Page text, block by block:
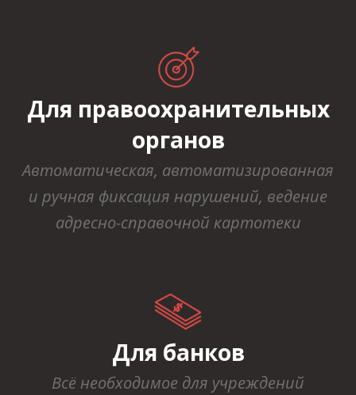
Для правоохранительных
органов
Автоматическая, автоматизированная
и ручная фиксация нарушений, ведение
адресно-справочной картотеки
Для банков
Всё необходимое для учреждений